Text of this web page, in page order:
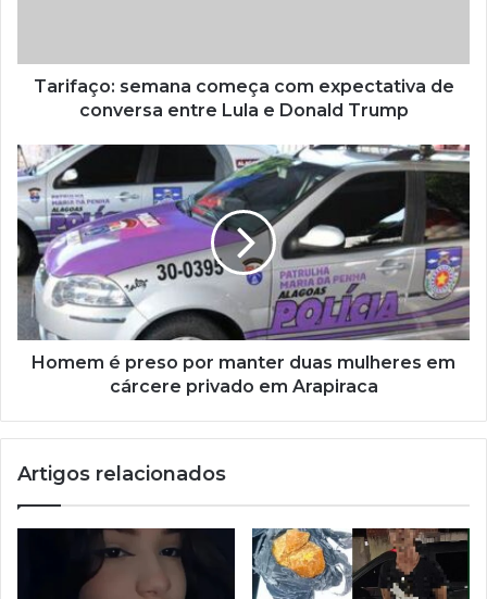
Tarifaço: semana começa com expectativa de
conversa entre Lula e Donald Trump
Homem é preso por manter duas mulheres em
cárcere privado em Arapiraca
Artigos relacionados